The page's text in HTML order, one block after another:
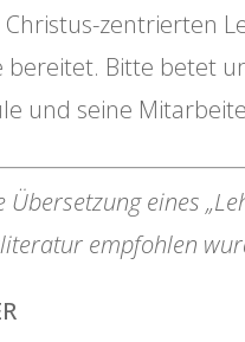
zentrierten
Bitte betet
und seine
eines
empfohlen